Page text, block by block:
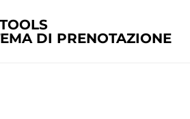
DI PRENOTAZIONE